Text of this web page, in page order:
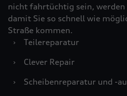
nicht fahrtüchtig sein,
damit Sie so schnell wie
Straße kommen.
›
Teilereparatur
›
Clever Repair
›
Scheibenreparatur und -